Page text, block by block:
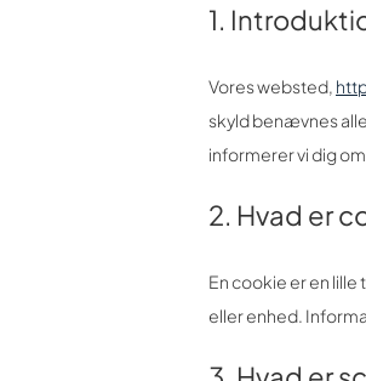
1.
Vores websted,
skyld benævnes
informerer vi dig
2. Hvad er
En cookie er en
eller enhed.